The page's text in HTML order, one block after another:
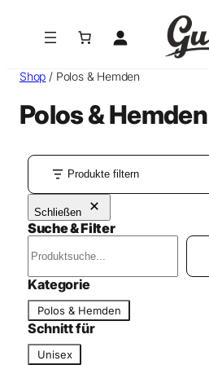
Shop / Polos & Hemden
Polos & Hemden
Produkte filtern
Schließen
Suche & Filter
u
c
h
e
n
Kategorie
a
t
e
Polos & Hemden
Schnitt für
Unisex